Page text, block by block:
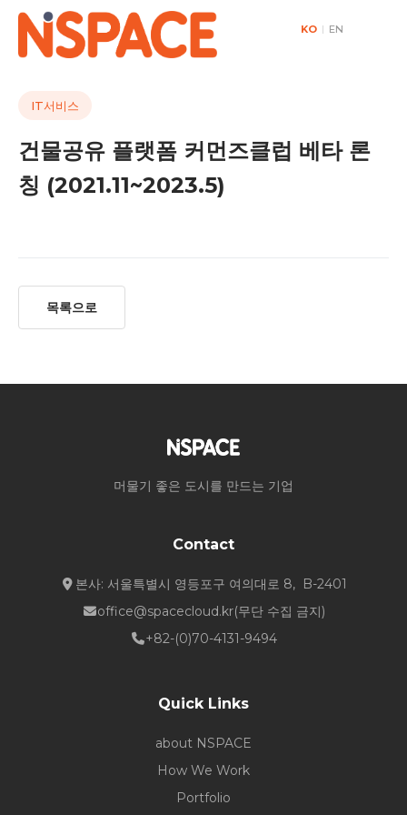
KO | EN
IT서비스
건물공유 플랫폼 커먼즈클럽 베타 론
칭 (2021.11~2023.5)
목록으로
머물기 좋은 도시를 만드는 기업
Contact
본사: 서울특별시 영등포구 여의대로 8, B-2401
office@spacecloud.kr(무단 수집 금지)
+82-(0)70-4131-9494
Quick Links
about NSPACE
How We Work
Portfolio